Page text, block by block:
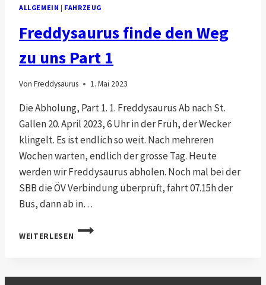
ALLGEMEIN | FAHRZEUG
Freddysaurus finde den Weg
zu uns Part 1
Von Freddysaurus 1. Mai 2023
Die Abholung, Part 1. 1. Freddysaurus Ab nach St.
Gallen 20. April 2023, 6 Uhr in der Früh, der Wecker
klingelt. Es ist endlich so weit. Nach mehreren
Wochen warten, endlich der grosse Tag. Heute
werden wir Freddysaurus abholen. Noch mal bei der
SBB die ÖV Verbindung überprüft, fährt 07.15h der
Bus, dann ab in…
WEITERLESEN
FREDDYSAURUS
ZU